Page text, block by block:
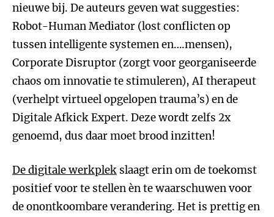
nieuwe bij. De auteurs geven wat suggesties:
Robot-Human Mediator (lost conflicten op
tussen intelligente systemen en….mensen),
Corporate Disruptor (zorgt voor georganiseerde
chaos om innovatie te stimuleren), AI therapeut
(verhelpt virtueel opgelopen trauma’s) en de
Digitale Afkick Expert. Deze wordt zelfs 2x
genoemd, dus daar moet brood inzitten!
De digitale werkplek slaagt erin om de toekomst
positief voor te stellen èn te waarschuwen voor
de onontkoombare verandering. Het is prettig en